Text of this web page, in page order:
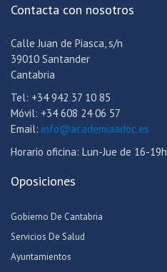
Contacta con nosotros
Calle Juan de Piasca, s/n
39010 Santander
Cantabria
Tel: +34 942 37 10 85
Móvil: +34 608 24 06 57
Email: info@academiaadoc.es
Horario oficina: Lun-Jue de 16-19h
Oposiciones
Gobierno De Cantabria
Servicios De Salud
Ayuntamientos